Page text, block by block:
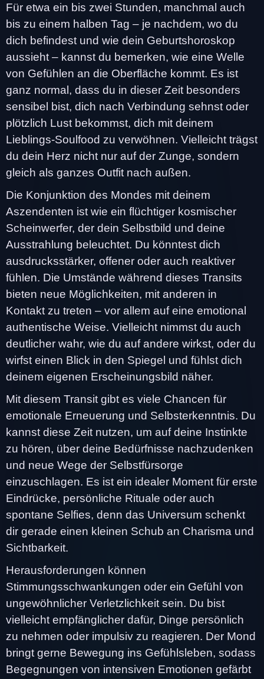
Für etwa ein bis zwei Stunden, manchmal auch
bis zu einem halben Tag – je nachdem, wo du
dich befindest und wie dein Geburtshoroskop
aussieht – kannst du bemerken, wie eine Welle
von Gefühlen an die Oberfläche kommt. Es ist
ganz normal, dass du in dieser Zeit besonders
sensibel bist, dich nach Verbindung sehnst oder
plötzlich Lust bekommst, dich mit deinem
Lieblings-Soulfood zu verwöhnen. Vielleicht trägst
du dein Herz nicht nur auf der Zunge, sondern
gleich als ganzes Outfit nach außen.
Die Konjunktion des Mondes mit deinem
Aszendenten ist wie ein flüchtiger kosmischer
Scheinwerfer, der dein Selbstbild und deine
Ausstrahlung beleuchtet. Du könntest dich
ausdrucksstärker, offener oder auch reaktiver
fühlen. Die Umstände während dieses Transits
bieten neue Möglichkeiten, mit anderen in
Kontakt zu treten – vor allem auf eine emotional
authentische Weise. Vielleicht nimmst du auch
deutlicher wahr, wie du auf andere wirkst, oder du
wirfst einen Blick in den Spiegel und fühlst dich
deinem eigenen Erscheinungsbild näher.
Mit diesem Transit gibt es viele Chancen für
emotionale Erneuerung und Selbsterkenntnis. Du
kannst diese Zeit nutzen, um auf deine Instinkte
zu hören, über deine Bedürfnisse nachzudenken
und neue Wege der Selbstfürsorge
einzuschlagen. Es ist ein idealer Moment für erste
Eindrücke, persönliche Rituale oder auch
spontane Selfies, denn das Universum schenkt
dir gerade einen kleinen Schub an Charisma und
Sichtbarkeit.
Herausforderungen können
Stimmungsschwankungen oder ein Gefühl von
ungewöhnlicher Verletzlichkeit sein. Du bist
vielleicht empfänglicher dafür, Dinge persönlich
zu nehmen oder impulsiv zu reagieren. Der Mond
bringt gerne Bewegung ins Gefühlsleben, sodass
Begegnungen von intensiven Emotionen gefärbt